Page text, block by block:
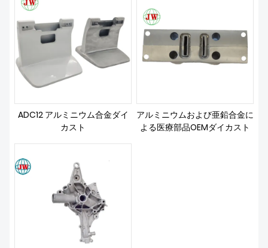
ADC12 アルミニウム合金ダイ
カスト
アルミニウムおよび亜鉛合金に
よる医療部品OEMダイカスト